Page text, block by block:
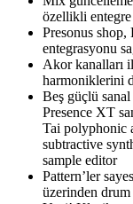
özellikli entegre
Presonus
entegrasyonu
Akor kanalları
harmoniklerini
Beş güçlü
Presence XT
Tai polyphonic
subtractive
sample editor
Pattern’ler
üzerinden